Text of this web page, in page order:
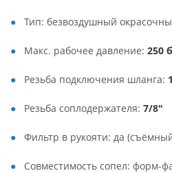
Тип: безвоздушный
Макс. рабочее давление: 250
Резьба подключения шланга:
Резьба соплодержателя: 7/8"
Фильтр в рукояти: да
Совместимость сопел: форм-